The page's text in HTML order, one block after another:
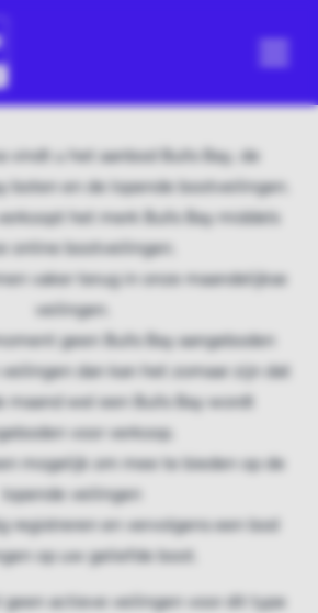
vindt u het aanbod Bulls Bay, de
boten en de lopende bootveilingen.
het merk Bulls Bay middels
online bootveilingen.
vaker terug in onze maandelijkse
veilingen.
geen Bulls Bay aangeboden
dan kan het zomaar zijn dat
maand wel een Bulls Bay wordt
voor verkoop.
mogelijk om mee te bieden op de
lopende veilingen
registreren en vervolgens een bod
op uw geliefde boot.
geen actieve veilingen voor dit type